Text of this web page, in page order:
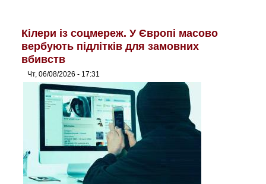
Кілери із соцмереж. У Європі масово
вербують підлітків для замовних
вбивств
Чт, 06/08/2026 - 17:31